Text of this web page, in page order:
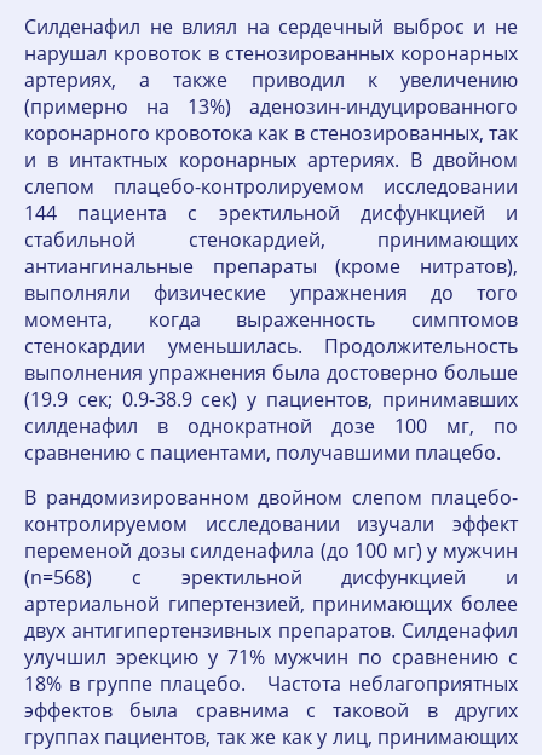
Силденафил не влиял на сердечный выброс и не
нарушал кровоток в стенозированных коронарных
артериях, а также приводил к увеличению
(примерно на 13%) аденозин-индуцированного
коронарного кровотока как в стенозированных, так
и в интактных коронарных артериях. В двойном
слепом плацебо-контролируемом исследовании
144 пациента с эректильной дисфункцией и
стабильной стенокардией, принимающих
антиангинальные препараты (кроме нитратов),
выполняли физические упражнения до того
момента, когда выраженность симптомов
стенокардии уменьшилась. Продолжительность
выполнения упражнения была достоверно больше
(19.9 сек; 0.9-38.9 сек) у пациентов, принимавших
силденафил в однократной дозе 100 мг, по
сравнению с пациентами, получавшими плацебо.
В рандомизированном двойном слепом плацебо-
контролируемом исследовании изучали эффект
переменой дозы силденафила (до 100 мг) у мужчин
(n=568) с эректильной дисфункцией и
артериальной гипертензией, принимающих более
двух антигипертензивных препаратов. Силденафил
улучшил эрекцию у 71% мужчин по сравнению с
18% в группе плацебо. Частота неблагоприятных
эффектов была сравнима с таковой в других
группах пациентов, так же как у лиц, принимающих